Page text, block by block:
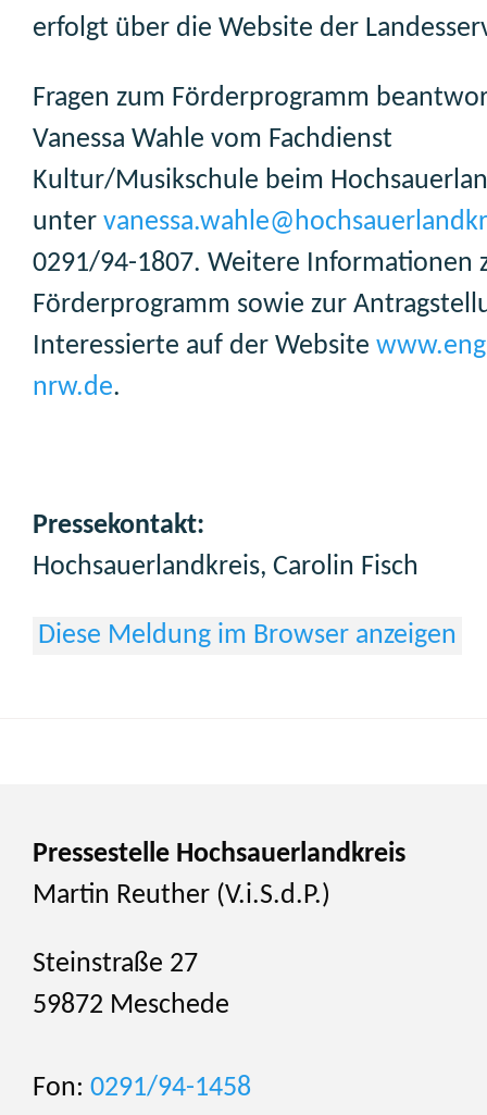
erfolgt über die Website der
Fragen zum Förderprogramm
Vanessa Wahle vom Fachdienst
Kultur/Musikschule beim
unter
0291/94-1807. Weitere Informationen
Förderprogramm sowie zur
Interessierte auf der Website
nrw.de.
Pressekontakt:
Hochsauerlandkreis, Carolin Fisch
Diese Meldung im Browser anzeigen
Pressestelle Hochsauerlandkreis
Martin Reuther (V.i.S.d.P.)
Steinstraße 27
59872 Meschede
Fon: 0291/94-1458